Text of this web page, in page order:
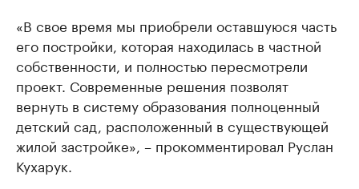
«В свое время мы приобрели оставшуюся часть
его постройки, которая находилась в частной
собственности, и полностью пересмотрели
проект. Современные решения позволят
вернуть в систему образования полноценный
детский сад, расположенный в существующей
жилой застройке», – прокомментировал Руслан
Кухарук.